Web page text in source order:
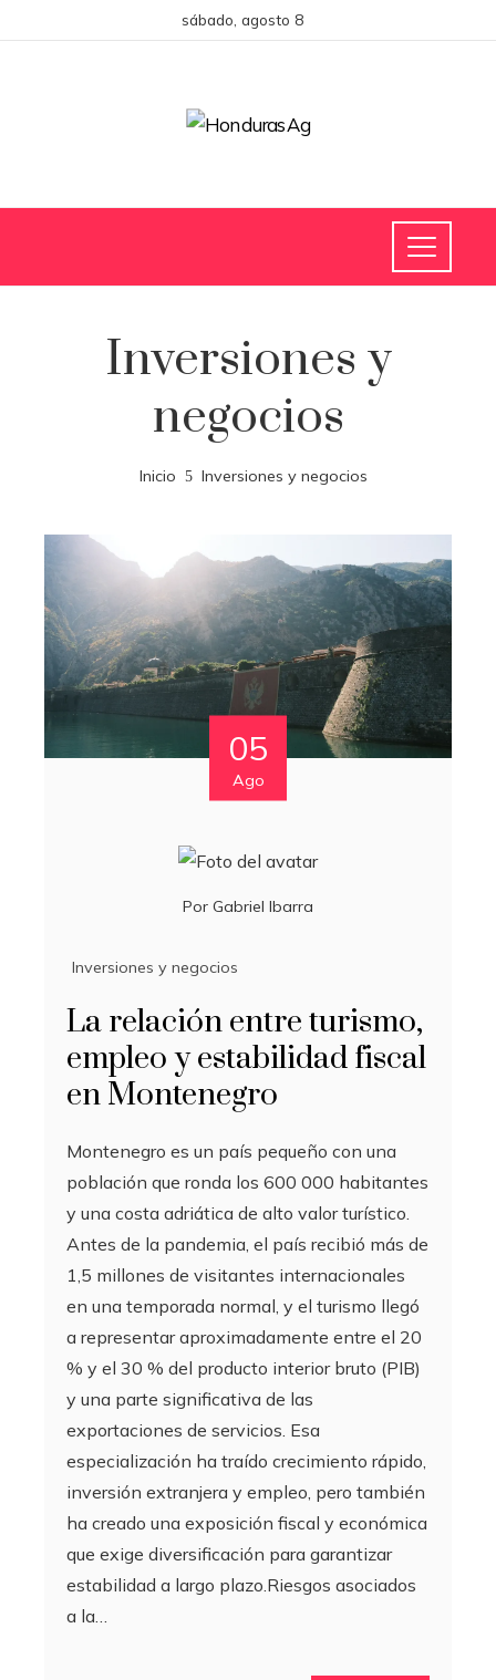
sábado, agosto 8
Inversiones y
negocios
Inicio Inversiones y negocios
05
Ago
Por Gabriel Ibarra
Inversiones y negocios
La relación entre turismo,
empleo y estabilidad fiscal
en Montenegro
Montenegro es un país pequeño con una
población que ronda los 600 000 habitantes
y una costa adriática de alto valor turístico.
Antes de la pandemia, el país recibió más de
1,5 millones de visitantes internacionales
en una temporada normal, y el turismo llegó
a representar aproximadamente entre el 20
% y el 30 % del producto interior bruto (PIB)
y una parte significativa de las
exportaciones de servicios. Esa
especialización ha traído crecimiento rápido,
inversión extranjera y empleo, pero también
ha creado una exposición fiscal y económica
que exige diversificación para garantizar
estabilidad a largo plazo.Riesgos asociados
a la…